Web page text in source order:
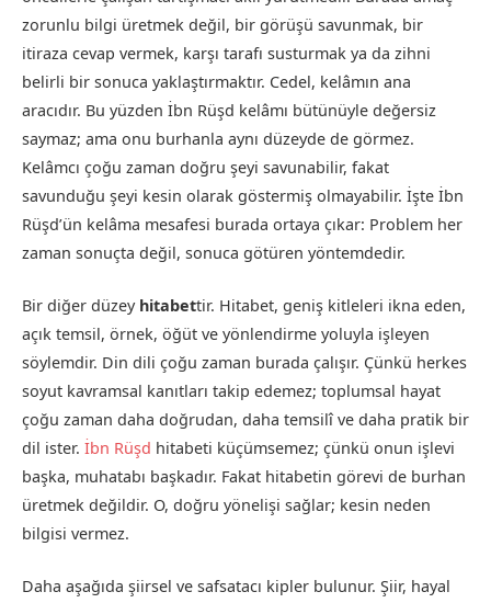
zorunlu bilgi üretmek değil, bir görüşü savunmak, bir
itiraza cevap vermek, karşı tarafı susturmak ya da zihni
belirli bir sonuca yaklaştırmaktır. Cedel, kelâmın ana
aracıdır. Bu yüzden İbn Rüşd kelâmı bütünüyle değersiz
saymaz; ama onu burhanla aynı düzeyde de görmez.
Kelâmcı çoğu zaman doğru şeyi savunabilir, fakat
savunduğu şeyi kesin olarak göstermiş olmayabilir. İşte İbn
Rüşd’ün kelâma mesafesi burada ortaya çıkar: Problem her
zaman sonuçta değil, sonuca götüren yöntemdedir.
Bir diğer düzey hitabettir. Hitabet, geniş kitleleri ikna eden,
açık temsil, örnek, öğüt ve yönlendirme yoluyla işleyen
söylemdir. Din dili çoğu zaman burada çalışır. Çünkü herkes
soyut kavramsal kanıtları takip edemez; toplumsal hayat
çoğu zaman daha doğrudan, daha temsilî ve daha pratik bir
dil ister. İbn Rüşd hitabeti küçümsemez; çünkü onun işlevi
başka, muhatabı başkadır. Fakat hitabetin görevi de burhan
üretmek değildir. O, doğru yönelişi sağlar; kesin neden
bilgisi vermez.
Daha aşağıda şiirsel ve safsatacı kipler bulunur. Şiir, hayal